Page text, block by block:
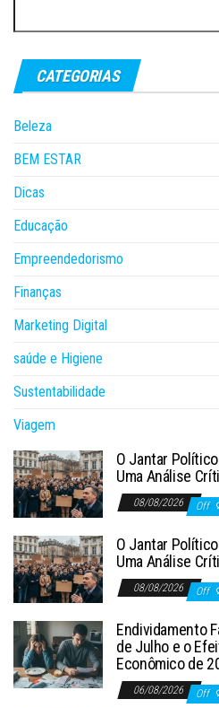
por:
CATEGORIAS
Beleza
BEM ESTAR
Dicas
Educação
Empreendedorismo
Finanças
Marketing Digital
saúde e Higiene
Sustentabilidade
Viagem
O Jantar
Uma Análise
08/08/2026 Off
O Jantar
Uma Análise
08/08/2026 Off
Endividamento
de Julho e o
Econômico de
06/08/2026 Off